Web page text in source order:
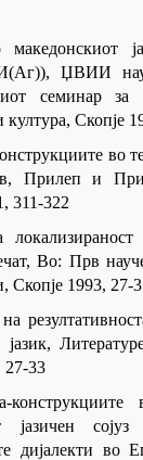
македонскиот
ЏВИИ
семинар за
култура, Скопје
во
Прилеп и
311-322
Во: Прв
Скопје 1993, 27-
јазик,
27-33
јазичен
дијалекти во